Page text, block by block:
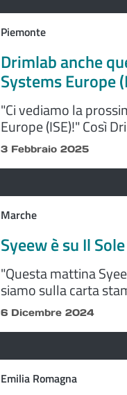
Piemonte
Drimlab anche
Systems Europe
"Ci vediamo la
Europe (ISE)!" Così
3 Febbraio 2025
Marche
Syeew è su Il
"Questa mattina
siamo sulla carta
prestigiose d’Italia".
6 Dicembre 2024
Emilia Romagna